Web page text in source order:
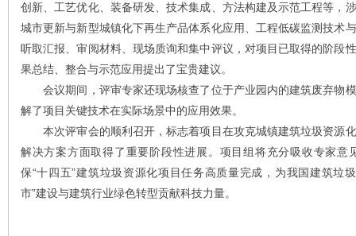
创新、工艺优化、装备研发、技术集成、方法构建及示范工程等，
城市更新与新型城镇化下再生产品体系化应用、工程低碳监测技术
听取汇报、审阅材料、现场质询和集中评议，对项目已取得的阶段
果总结、整合与示范应用提出了宝贵建议。
会议期间，评审专家还现场核查了位于产业园内的建筑废弃物
解了项目关键技术在实际场景中的应用效果。
本次评审会的顺利召开，标志着项目在攻克城镇建筑垃圾资源
解决方案方面取得了重要阶段性进展。项目组将充分吸收专家意
保“十四五”建筑垃圾资源化项目任务高质量完成，为我国建筑垃
市”建设与建筑行业绿色转型贡献科技力量。